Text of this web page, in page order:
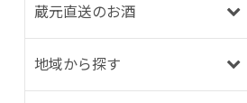
蔵元直送のお酒
地域から探す